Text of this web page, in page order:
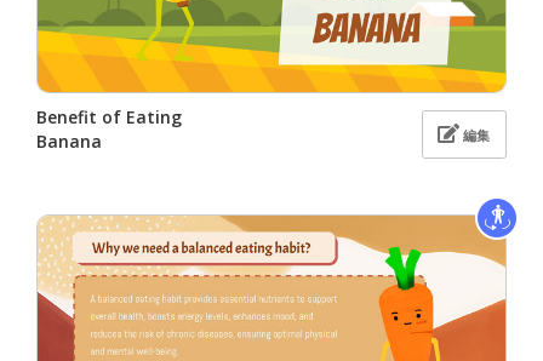
Benefit of Eating
Banana
編集